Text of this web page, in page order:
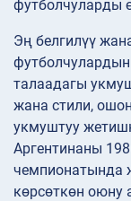
футболчуларды
Эң белгилүү
талаадагы
жана стили,
укмуштуу
Аргентинаны
чемпионатында
көрсөткөн оюну